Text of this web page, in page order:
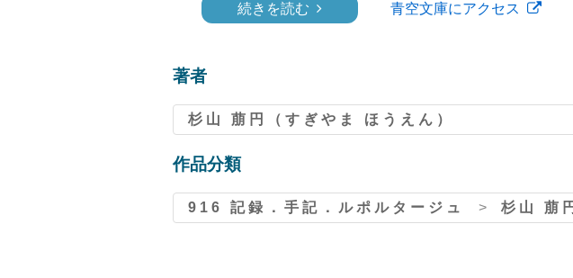
続きを読む 青空文庫にアクセス
著者
杉山 萠円（すぎやま ほうえん）
作品分類
916 記録．手記．ルポルタージュ > 杉山 萠円